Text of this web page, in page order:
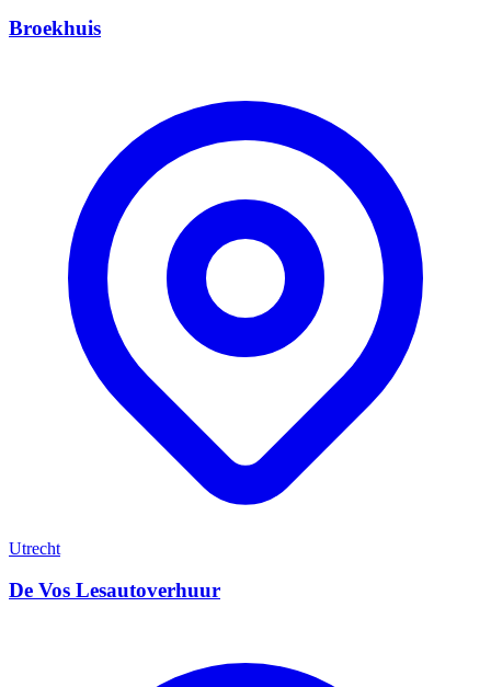
Broekhuis
Utrecht
De Vos Lesautoverhuur